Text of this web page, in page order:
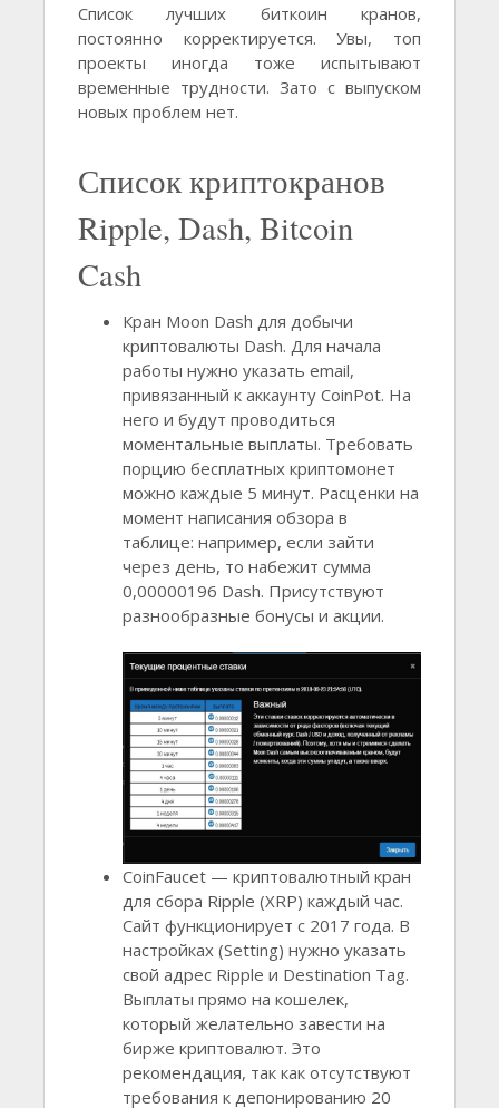
Список лучших биткоин кранов,
постоянно корректируется. Увы, топ
проекты иногда тоже испытывают
временные трудности. Зато с выпуском
новых проблем нет.
Список криптокранов
Ripple, Dash, Bitcoin
Cash
Кран Moon Dash для добычи
криптовалюты Dash. Для начала
работы нужно указать email,
привязанный к аккаунту CoinPot. На
него и будут проводиться
моментальные выплаты. Требовать
порцию бесплатных криптомонет
можно каждые 5 минут. Расценки на
момент написания обзора в
таблице: например, если зайти
через день, то набежит сумма
0,00000196 Dash. Присутствуют
разнообразные бонусы и акции.
CoinFaucet — криптовалютный кран
для сбора Ripple (XRP) каждый час.
Сайт функционирует с 2017 года. В
настройках (Setting) нужно указать
свой адрес Ripple и Destination Tag.
Выплаты прямо на кошелек,
который желательно завести на
бирже криптовалют. Это
рекомендация, так как отсутствуют
требования к депонированию 20